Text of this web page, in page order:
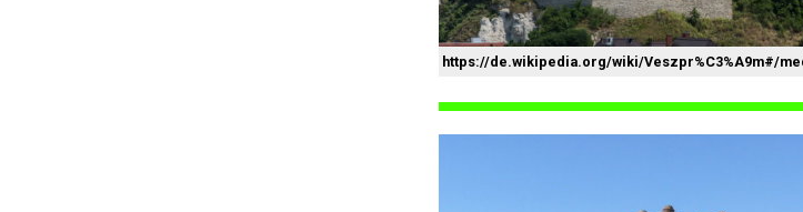
https://de.wikipedia.org/wiki/Veszpr%C3%A9m#/